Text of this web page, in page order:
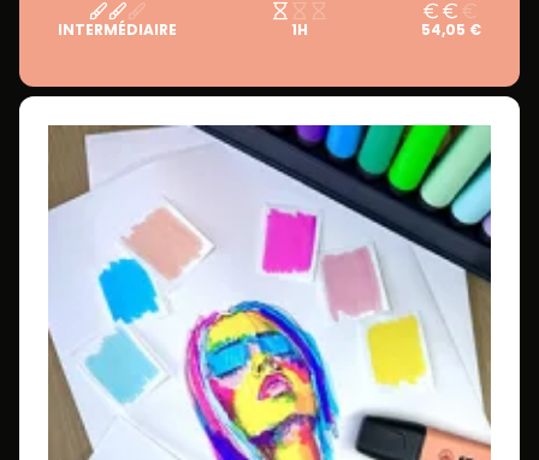
INTERMÉDIAIRE 1H 54,05 €